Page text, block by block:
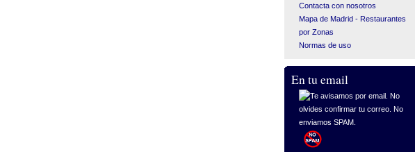
Contacta con nosotros
Mapa de Madrid - Restaurantes
por Zonas
Normas de uso
En tu email